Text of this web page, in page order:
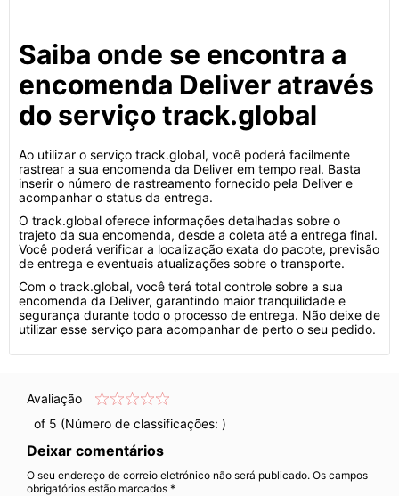
Saiba onde se encontra a
encomenda Deliver através
do serviço track.global
Ao utilizar o serviço track.global, você poderá facilmente
rastrear a sua encomenda da Deliver em tempo real. Basta
inserir o número de rastreamento fornecido pela Deliver e
acompanhar o status da entrega.
O track.global oferece informações detalhadas sobre o
trajeto da sua encomenda, desde a coleta até a entrega final.
Você poderá verificar a localização exata do pacote, previsão
de entrega e eventuais atualizações sobre o transporte.
Com o track.global, você terá total controle sobre a sua
encomenda da Deliver, garantindo maior tranquilidade e
segurança durante todo o processo de entrega. Não deixe de
utilizar esse serviço para acompanhar de perto o seu pedido.
Avaliação
of 5 (Número de classificações: )
Deixar comentários
O seu endereço de correio eletrónico não será publicado. Os campos
obrigatórios estão marcados *